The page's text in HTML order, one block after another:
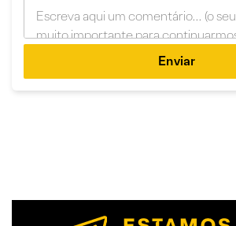
Enviar